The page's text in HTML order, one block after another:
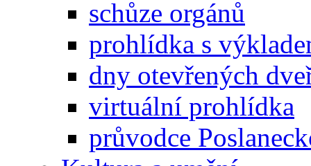
schůze orgánů
prohlídka s
dny otevřených
virtuální prohlídka
průvodce